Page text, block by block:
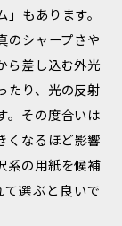
もあります。
のシャープさや
ら差し込む外光
たり、光の反射
。その度合いは
くなるほど影響
系の用紙を候補
選ぶと良いで